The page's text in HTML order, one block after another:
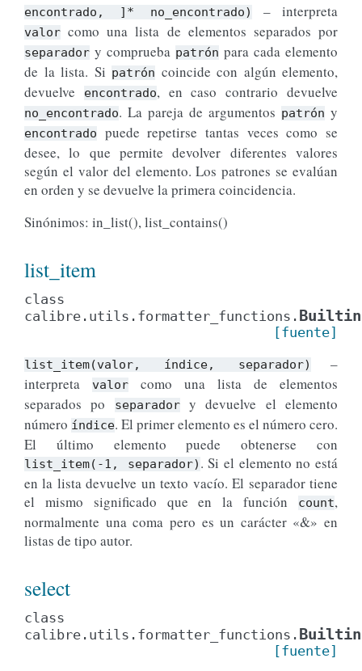
encontrado,
]* no_encontrado) – interpreta
valor como una lista de elementos separados por
separador y comprueba patrón para cada elemento
de la lista. Si patrón coincide con algún elemento,
devuelve
encontrado, en caso contrario devuelve
no_encontrado. La pareja de argumentos patrón y
encontrado
puede repetirse tantas veces como se
desee, lo que permite devolver diferentes valores
según el valor del elemento. Los patrones se evalúan
en orden y se devuelve la primera coincidencia.
Sinónimos: in_list(), list_contains()
list_item
class
calibre.utils.formatter_functions.
[fuente]
list_item(valor, índice, separador)
–
interpreta
valor
como una lista de elementos
separados po
separadory devuelve el elemento
número índice. El primer elemento es el número cero.
El último elemento puede obtenerse con
list_item(-1, separador) . Si el elemento no está
en la lista devuelve un texto vacío. El separador tiene
el mismo significado que en la función
count,
normalmente una coma pero es un carácter «&» en
listas de tipo autor.
select
class
calibre.utils.formatter_functions.
[fuente]